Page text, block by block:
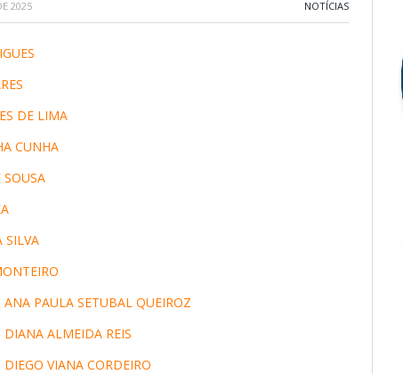
2025 NOTÍCIAS
DE LIMA
CUNHA
SILVA
PAULA SETUBAL QUEIROZ
ALMEIDA REIS
VIANA CORDEIRO